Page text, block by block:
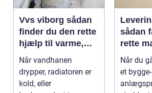
Vvs viborg sådan
finder du den rette
hjælp til varme,
vand og bad
Når vandhanen
drypper, radiatoren er
kold, eller
sådan
rette
dit
Når du
et